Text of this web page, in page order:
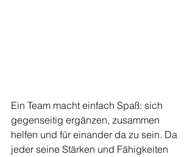
Ein Team macht einfach Spaß: sich
gegenseitig ergänzen, zusammen
helfen und für einander da zu sein. Da
jeder seine Stärken und Fähigkeiten